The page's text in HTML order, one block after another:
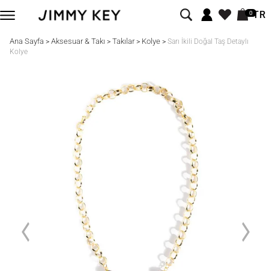
0TR
Ana Sayfa > Aksesuar & Takı > Takılar> Kolye> Sarı İkili Doğal Taş Detaylı
Kolye